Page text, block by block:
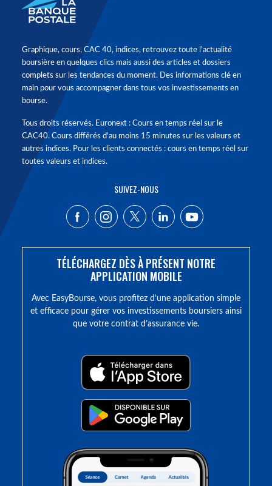
Graphique, cours, CAC 40, indices, retrouvez toute l'actualité
boursière en quelques clics mais aussi des articles et dossiers
complets sur les tendances du moment. Des informations clé en
main pour vous accompagner dans tous vos investissements en
bourse.
Tous droits réservés. Euronext : Cours en temps réel sur le
CAC40. Cours différés d'au moins 15 minutes sur les valeurs et
autres indices. Pour les clients connectés : cours en temps réel sur
toutes valeurs et indices.
SUIVEZ-NOUS
TÉLÉCHARGEZ DÈS À PRÉSENT NOTRE
APPLICATION MOBILE
Avec EasyBourse, vous profitez d’une application simple
et efficace pour gérer vos investissements boursiers ainsi
que votre contrat d’assurance vie.